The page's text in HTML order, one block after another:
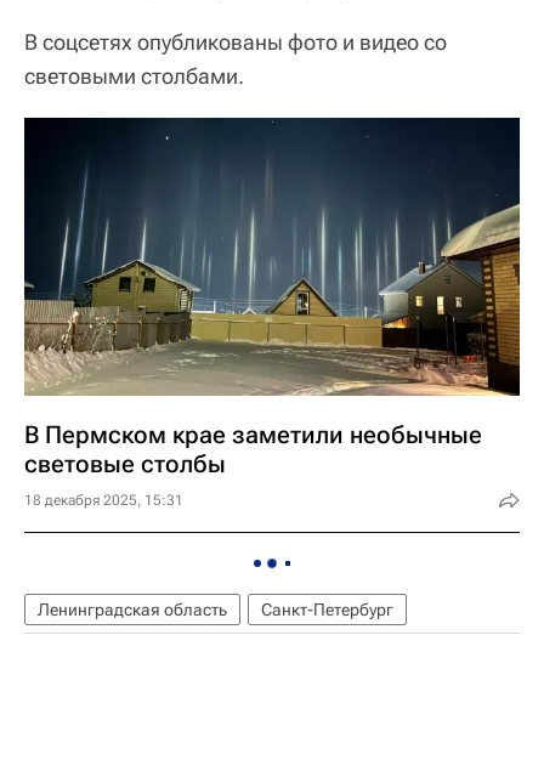
В соцсетях опубликованы фото и видео со
световыми столбами.
В Пермском крае заметили необычные
световые столбы
18 декабря 2025, 15:31
Ленинградская область Санкт-Петербург